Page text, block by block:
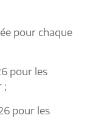
pour chaque
pour les
;
pour les